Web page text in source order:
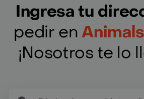
Ingresa tu
pedir en
¡Nosotros te lo